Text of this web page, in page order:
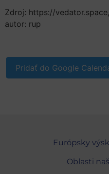
Zdroj: https://
autor: rup
Pridať do Google
Európsky
Oblasti